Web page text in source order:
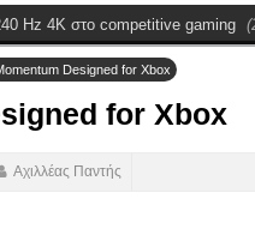
competitive gaming (28 Μαΐου)
Designed for Xbox
for Xbox
Αχιλλέας Παντής